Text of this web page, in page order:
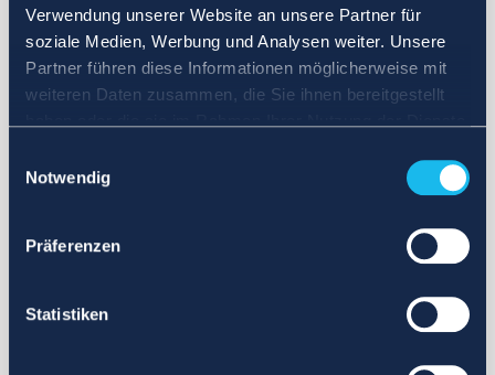
Verwendung unserer Website an unsere Partner für
soziale Medien, Werbung und Analysen weiter. Unsere
Partner führen diese Informationen möglicherweise mit
weiteren Daten zusammen, die Sie ihnen bereitgestellt
Notwendig
Präferenzen
Statistiken